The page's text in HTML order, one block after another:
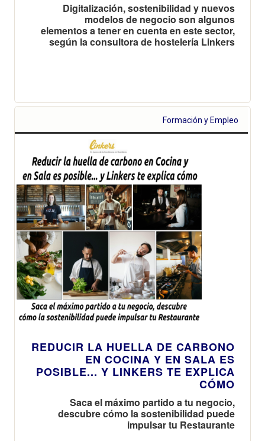
Digitalización, sostenibilidad y nuevos
modelos de negocio son algunos
elementos a tener en cuenta en este sector,
según la consultora de hostelería Linkers
Formación y Empleo
REDUCIR LA HUELLA DE CARBONO
EN COCINA Y EN SALA ES
POSIBLE... Y LINKERS TE EXPLICA
CÓMO
Saca el máximo partido a tu negocio,
descubre cómo la sostenibilidad puede
impulsar tu Restaurante